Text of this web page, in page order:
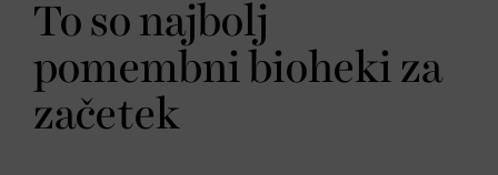
To so najbolj
pomembni bioheki za
začetek